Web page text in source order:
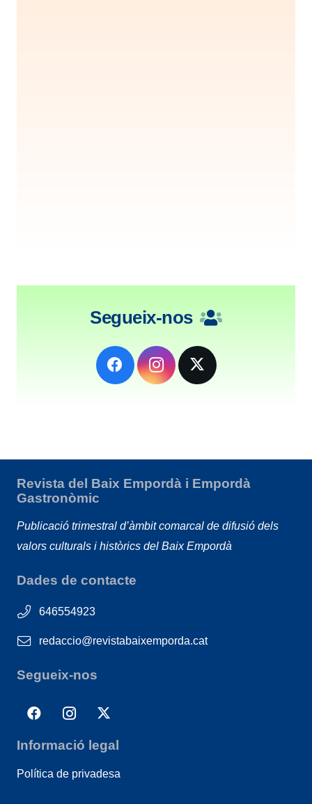
Segueix-nos
Revista del Baix Empordà i Empordà
Gastronòmic
Publicació trimestral d’àmbit comarcal de difusió dels
valors culturals i històrics del Baix Empordà
Dades de contacte
646554923
redaccio@revistabaixemporda.cat
Segueix-nos
Informació legal
Política de privadesa